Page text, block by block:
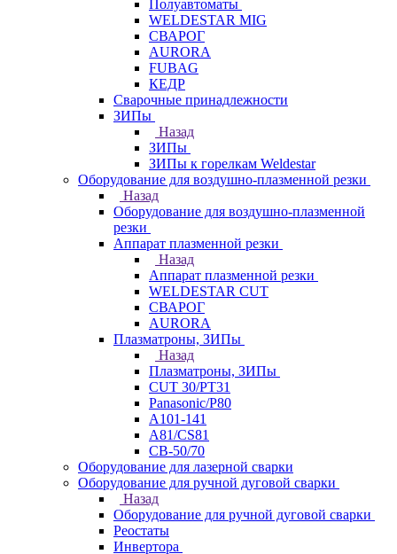
Полуавтоматы
WELDESTAR MIG
СВАРОГ
AURORA
FUBAG
КЕДР
Сварочные принадлежности
ЗИПы
Назад
ЗИПы
ЗИПы к горелкам Weldestar
Оборудование для воздушно-плазменной резки
Назад
Оборудование для воздушно-плазменной
резки
Аппарат плазменной резки
Назад
Аппарат плазменной резки
WELDESTAR CUT
СВАРОГ
AURORA
Плазматроны, ЗИПы
Назад
Плазматроны, ЗИПы
CUT 30/PT31
Panasonic/P80
А101-141
А81/CS81
СВ-50/70
Оборудование для лазерной сварки
Оборудование для ручной дуговой сварки
Назад
Оборудование для ручной дуговой сварки
Реостаты
Инвертора